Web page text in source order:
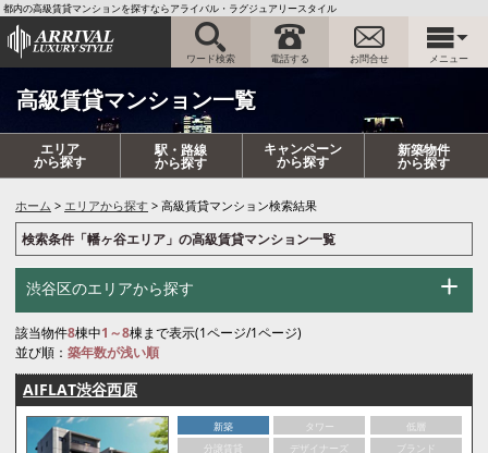
都内の高級賃貸マンションを探すならアライバル・ラグジュアリースタイル
ワード検索 電話する お問合せ メニュー
高級賃貸マンション一覧
エリア
から探す
駅・路線
から探す
キャンペーン
から探す
新築物件
から探す
ホーム エリアから探す 高級賃貸マンション検索結果
検索条件「幡ヶ谷エリア」の高級賃貸マンション一覧
渋谷区のエリアから探す
該当物件8棟中1～8棟まで表示(1ページ/1ページ)
並び順： 築年数が浅い順
AIFLAT渋谷西原
新築 タワー
低層
分譲賃貸
デザイナーズ
ブランド